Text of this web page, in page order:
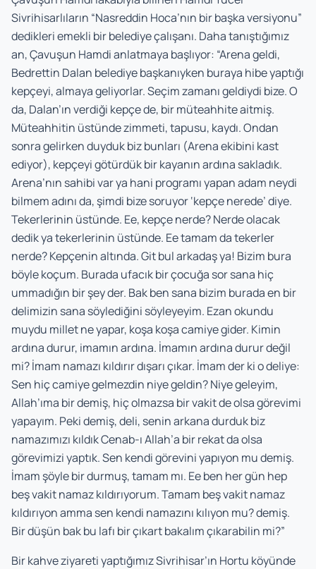
Sivrihisarlıların “Nasreddin Hoca’nın bir başka versiyonu”
dedikleri emekli bir belediye çalışanı. Daha tanıştığımız
an, Çavuşun Hamdi anlatmaya başlıyor: “Arena geldi,
Bedrettin Dalan belediye başkanıyken buraya hibe yaptığı
kepçeyi, almaya geliyorlar. Seçim zamanı geldiydi bize. O
da, Dalan’ın verdiği kepçe de, bir müteahhite aitmiş.
Müteahhitin üstünde zimmeti, tapusu, kaydı. Ondan
sonra gelirken duyduk biz bunları (Arena ekibini kast
ediyor), kepçeyi götürdük bir kayanın ardına sakladık.
Arena’nın sahibi var ya hani programı yapan adam neydi
bilmem adını da, şimdi bize soruyor ‘kepçe nerede’ diye.
Tekerlerinin üstünde. Ee, kepçe nerde? Nerde olacak
dedik ya tekerlerinin üstünde. Ee tamam da tekerler
nerde? Kepçenin altında. Git bul arkadaş ya! Bizim bura
böyle koçum. Burada ufacık bir çocuğa sor sana hiç
ummadığın bir şey der. Bak ben sana bizim burada en bir
delimizin sana söylediğini söyleyeyim. Ezan okundu
muydu millet ne yapar, koşa koşa camiye gider. Kimin
ardına durur, imamın ardına. İmamın ardına durur değil
mi? İmam namazı kıldırır dışarı çıkar. İmam der ki o deliye:
Sen hiç camiye gelmezdin niye geldin? Niye geleyim,
Allah’ıma bir demiş, hiç olmazsa bir vakit de olsa görevimi
yapayım. Peki demiş, deli, senin arkana durduk biz
namazımızı kıldık Cenab-ı Allah’a bir rekat da olsa
görevimizi yaptık. Sen kendi görevini yapıyon mu demiş.
İmam şöyle bir durmuş, tamam mı. Ee ben her gün hep
beş vakit namaz kıldırıyorum. Tamam beş vakit namaz
kıldırıyon amma sen kendi namazını kılıyon mu? demiş.
Bir düşün bak bu lafı bir çıkart bakalım çıkarabilin mi?”
Bir kahve ziyareti yaptığımız Sivrihisar’ın Hortu köyünde